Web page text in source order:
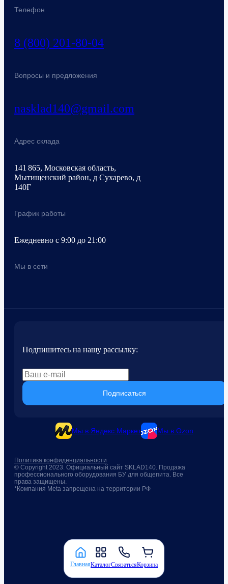
ГлавнаяКаталогСвязатьсяКорзина
Телефон
8 (800) 201-80-04
Вопросы и предложения
nasklad140@gmail.com
Адрес склада
141 865, Московская область,
Мытищенский район, д Сухарево, д
140Г
График работы
Ежедневно с 9:00 до 21:00
Мы в сети
Подпишитесь на нашу рассылку:
Подписаться
Мы в Яндекс.Маркет Мы в Ozon
© Copyright 2023. Официальный сайт SKLAD140. Продажа
профессионального оборудования БУ для общепита. Все
права защищены.
*Компания Meta запрещена на территории РФ
Политика конфиденциальности